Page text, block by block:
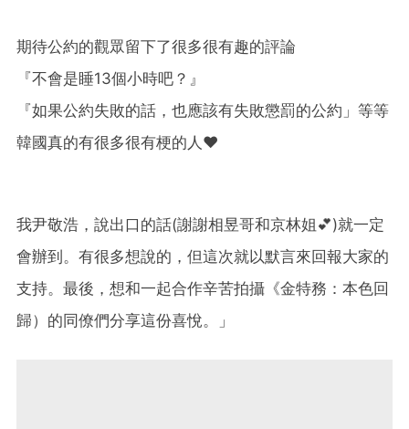
期待公約的觀眾留下了很多很有趣的評論
『不會是睡13個小時吧？』
『如果公約失敗的話，也應該有失敗懲罰的公約」等等
韓國真的有很多很有梗的人❤️
我尹敬浩，說出口的話(謝謝相昱哥和京林姐💕)就一定
會辦到。有很多想說的，但這次就以默言來回報大家的
支持。最後，想和一起合作辛苦拍攝《金特務：本色回
歸）的同僚們分享這份喜悅。」